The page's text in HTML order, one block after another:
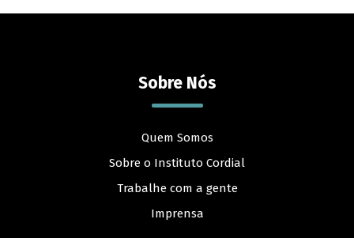
Sobre Nós
Quem Somos
Sobre o Instituto Cordial
Trabalhe com a gente
Imprensa